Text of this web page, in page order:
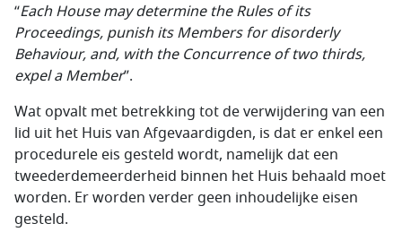
“Each House may determine the Rules of its
Proceedings, punish its Members for disorderly
Behaviour, and, with the Concurrence of two thirds,
expel a Member”.
Wat opvalt met betrekking tot de verwijdering van een
lid uit het Huis van Afgevaardigden, is dat er enkel een
procedurele eis gesteld wordt, namelijk dat een
tweederdemeerderheid binnen het Huis behaald moet
worden. Er worden verder geen inhoudelijke eisen
gesteld.